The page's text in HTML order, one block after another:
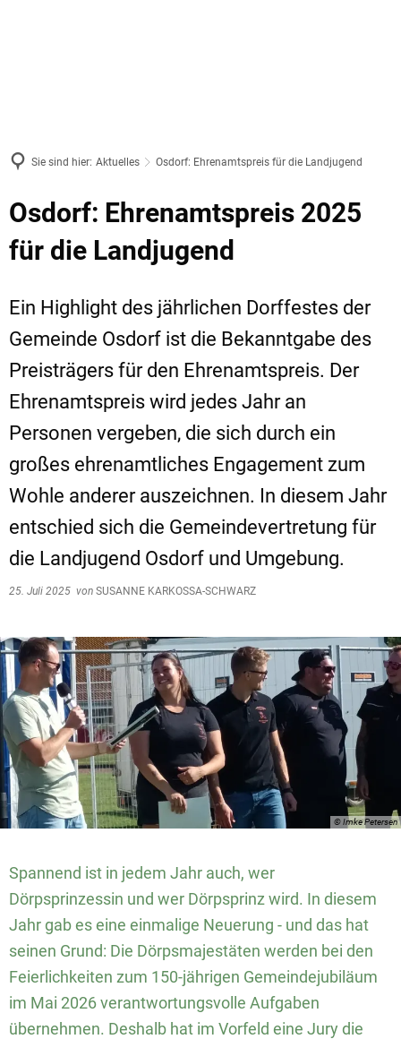
Sie sind hier: Aktuelles Osdorf: Ehrenamtspreis für die Landjugend
Osdorf: Ehrenamtspreis 2025
für die Landjugend
Ein Highlight des jährlichen Dorffestes der
Gemeinde Osdorf ist die Bekanntgabe des
Preisträgers für den Ehrenamtspreis. Der
Ehrenamtspreis wird jedes Jahr an
Personen vergeben, die sich durch ein
großes ehrenamtliches Engagement zum
Wohle anderer auszeichnen. In diesem Jahr
entschied sich die Gemeindevertretung für
die Landjugend Osdorf und Umgebung.
25. Juli 2025 von SUSANNE KARKOSSA-SCHWARZ
© Imke Petersen
Spannend ist in jedem Jahr auch, wer
Dörpsprinzessin und wer Dörpsprinz wird. In diesem
Jahr gab es eine einmalige Neuerung - und das hat
seinen Grund: Die Dörpsmajestäten werden bei den
Feierlichkeiten zum 150-jährigen Gemeindejubiläum
im Mai 2026 verantwortungsvolle Aufgaben
übernehmen. Deshalb hat im Vorfeld eine Jury die